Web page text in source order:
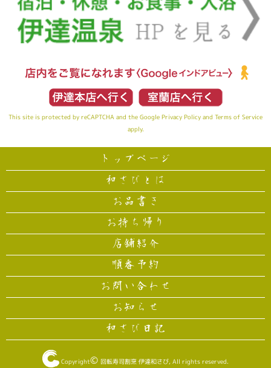
This site is protected by reCAPTCHA and the Google Privacy Policy and Terms of Service
apply.
トップページ
和さびとは
お品書き
お持ち帰り
店舗紹介
順番予約
お問い合わせ
お知らせ
和さび日記
Copyright© 回転寿司割烹 伊達和さび, All rights reserved.